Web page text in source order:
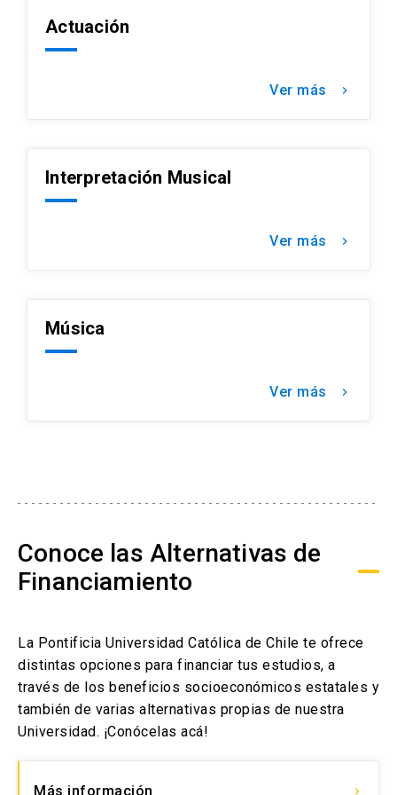
Actuación
Ver más keyboard_arrow_right
Interpretación Musical
Ver más keyboard_arrow_right
Música
Ver más keyboard_arrow_right
Conoce las Alternativas de
Financiamiento
La Pontificia Universidad Católica de Chile te ofrece
distintas opciones para financiar tus estudios, a
través de los beneficios socioeconómicos estatales y
también de varias alternativas propias de nuestra
Universidad. ¡Conócelas acá!
Más información keyboard_arrow_right